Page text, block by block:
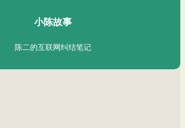
小陈故事
陈二的互联网纠结笔记